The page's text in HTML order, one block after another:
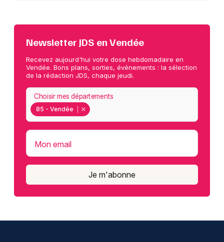
Newsletter JDS en Vendée
Recevez aujourd'hui votre dose hebdomadaire en
Vendée. Bons plans, sorties, événements : la sélection
de la rédaction JDS, chaque jeudi.
85 - Vendée
Choisir mes départements
Mon email
Je m'abonne